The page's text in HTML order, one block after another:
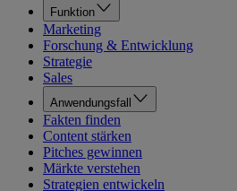
Funktion
Marketing
Forschung & Entwicklung
Strategie
Sales
Anwendungsfall
Fakten finden
Content stärken
Pitches gewinnen
Märkte verstehen
Strategien entwickeln